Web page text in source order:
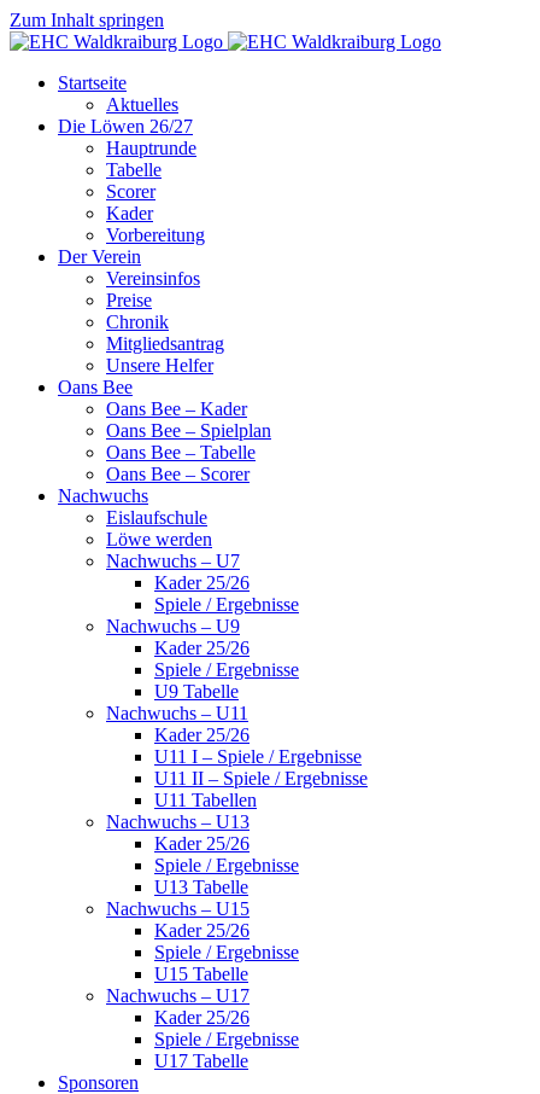
Zum Inhalt springen
Startseite
Aktuelles
Die Löwen 26/27
Hauptrunde
Tabelle
Scorer
Kader
Vorbereitung
Der Verein
Vereinsinfos
Preise
Chronik
Mitgliedsantrag
Unsere Helfer
Oans Bee
Oans Bee – Kader
Oans Bee – Spielplan
Oans Bee – Tabelle
Oans Bee – Scorer
Nachwuchs
Eislaufschule
Löwe werden
Nachwuchs – U7
Kader 25/26
Spiele / Ergebnisse
Nachwuchs – U9
Kader 25/26
Spiele / Ergebnisse
U9 Tabelle
Nachwuchs – U11
Kader 25/26
U11 I – Spiele / Ergebnisse
U11 II – Spiele / Ergebnisse
U11 Tabellen
Nachwuchs – U13
Kader 25/26
Spiele / Ergebnisse
U13 Tabelle
Nachwuchs – U15
Kader 25/26
Spiele / Ergebnisse
U15 Tabelle
Nachwuchs – U17
Kader 25/26
Spiele / Ergebnisse
U17 Tabelle
Sponsoren